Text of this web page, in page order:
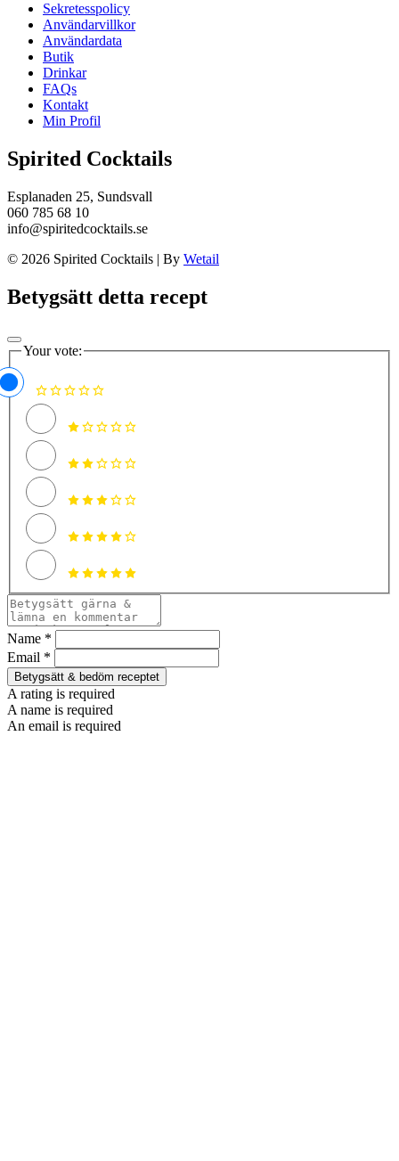
Sekretesspolicy
Användarvillkor
Användardata
Butik
Drinkar
FAQs
Kontakt
Min Profil
Spirited Cocktails
Esplanaden 25, Sundsvall
060 785 68 10
info@spiritedcocktails.se
© 2026 Spirited Cocktails | By Wetail
Betygsätt detta recept
Your vote:
Name *
Email *
Betygsätt & bedöm receptet
A rating is required
A name is required
An email is required